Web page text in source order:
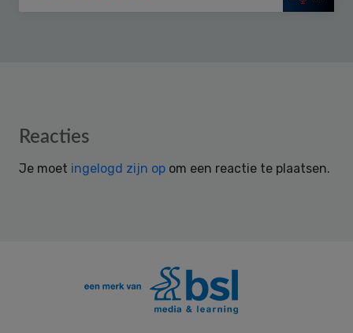
Reader
Reacties
Je moet ingelogd zijn op om een reactie te plaatsen.